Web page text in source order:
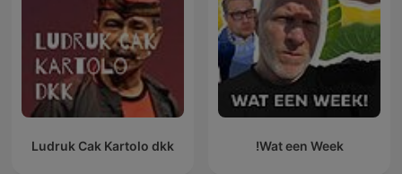
Wat een Week!
Ludruk Cak Kartolo dkk